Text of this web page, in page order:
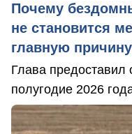
Почему
не становится
главную причину
Глава предоставил
полугодие 2026